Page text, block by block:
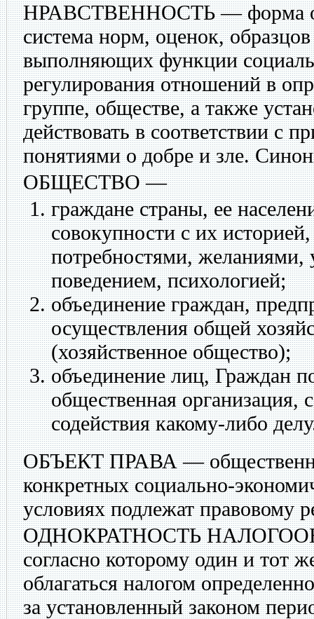
НРАВСТВЕННОСТЬ— форма
система норм, оценок,
выполняющих функции
регулирования отношений в
группе, обществе, а также
действовать в соответствии с
понятиями о добре и зле.
ОБЩЕСТВО—
граждане страны, ее
совокупности с их
потребностями, желаниями,
поведением, психологией;
объединение граждан,
осуществления общей
(хозяйственное общество);
объединение лиц, Граждан
общественная организация,
содействия какому-либо
ОБЪЕКТ ПРАВА—
конкретных социально-
условиях подлежат правовому
ОДНОКРАТНОСТЬ
согласно которому один и тот
облагаться налогом
за установленный законом